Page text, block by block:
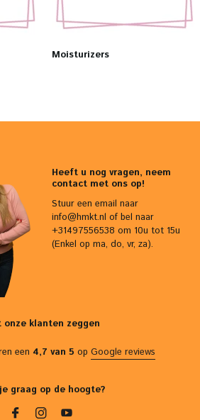
Moisturizers
Heeft u nog vragen, neem
contact met ons op!
Stuur een email naar
info@hmkt.nl of bel naar
+31497556538 om 10u tot 15u
(Enkel op ma, do, vr, za).
onze klanten zeggen
een 4,7 van 5 op Google reviews
graag op de hoogte?